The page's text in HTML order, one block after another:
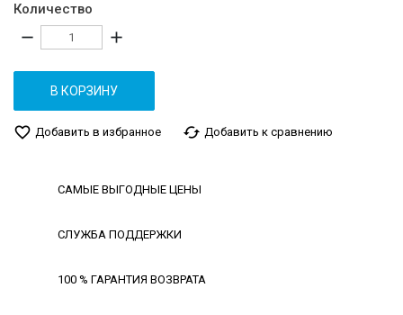
Количество
remove add
В КОРЗИНУ
favorite_border Добавить в избранное cached Добавить к сравнению
САМЫЕ ВЫГОДНЫЕ ЦЕНЫ
СЛУЖБА ПОДДЕРЖКИ
100 % ГАРАНТИЯ ВОЗВРАТА